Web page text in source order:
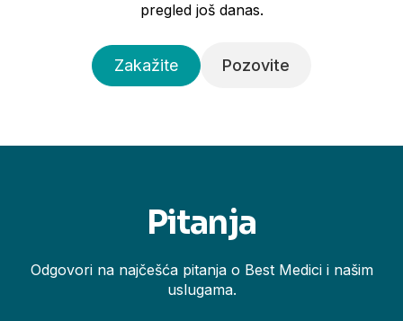
pregled još danas.
Zakažite Pozovite
Pitanja
Odgovori na najčešća pitanja o Best Medici i našim
uslugama.